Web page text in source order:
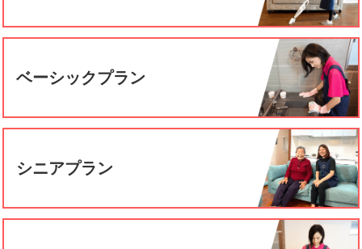
ベーシックプラン
シニアプラン